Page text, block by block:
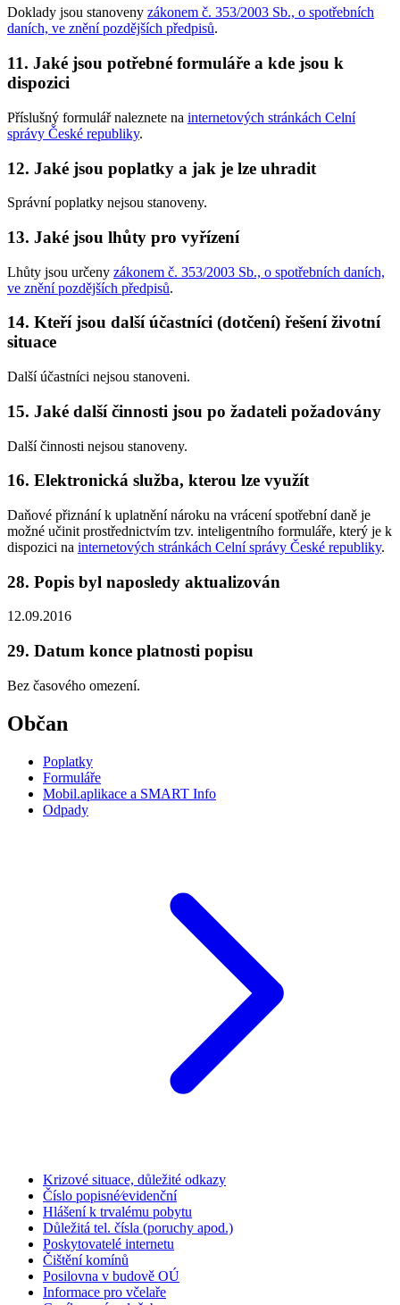
Doklady jsou stanoveny zákonem č. 353/2003 Sb., o spotřebních
daních, ve znění pozdějších předpisů.
11. Jaké jsou potřebné formuláře a kde jsou k
dispozici
Příslušný formulář naleznete na internetových stránkách Celní
správy České republiky.
12. Jaké jsou poplatky a jak je lze uhradit
Správní poplatky nejsou stanoveny.
13. Jaké jsou lhůty pro vyřízení
Lhůty jsou určeny zákonem č. 353/2003 Sb., o spotřebních daních,
ve znění pozdějších předpisů.
14. Kteří jsou další účastníci (dotčení) řešení životní
situace
Další účastníci nejsou stanoveni.
15. Jaké další činnosti jsou po žadateli požadovány
Další činnosti nejsou stanoveny.
16. Elektronická služba, kterou lze využít
Daňové přiznání k uplatnění nároku na vrácení spotřební daně je
možné učinit prostřednictvím tzv. inteligentního formuláře, který je k
dispozici na internetových stránkách Celní správy České republiky.
28. Popis byl naposledy aktualizován
12.09.2016
29. Datum konce platnosti popisu
Bez časového omezení.
Občan
Poplatky
Formuláře
Mobil.aplikace a SMART Info
Odpady
Krizové situace, důležité odkazy
Číslo popisné⁄evidenční
Hlášení k trvalému pobytu
Důležitá tel. čísla (poruchy apod.)
Poskytovatelé internetu
Čištění komínů
Posilovna v budově OÚ
Informace pro včelaře